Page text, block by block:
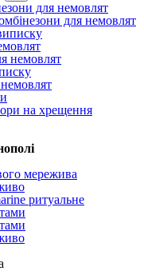
для немовлят
для немовлят
немовлят
на хрещення